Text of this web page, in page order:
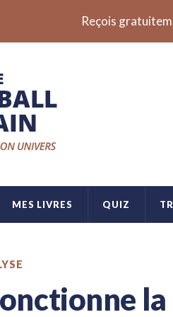
Reçois
MES LIVRES QUIZ